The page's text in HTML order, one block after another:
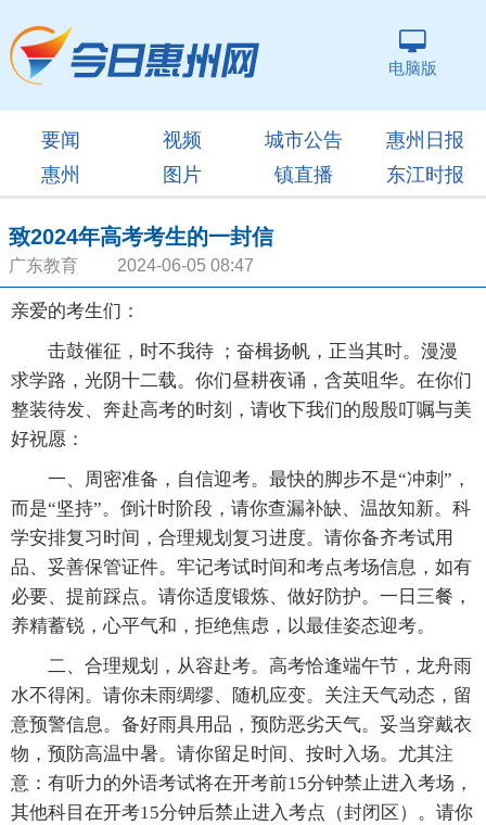
电脑版
要闻 视频 城市公告
惠州日报
惠州
图片 镇直播 东江时报
致2024年高考考生的一封信
广东教育 2024-06-05 08:47
亲爱的考生们：
击鼓催征，时不我待 ；奋楫扬帆，正当其时。漫漫
求学路，光阴十二载。你们昼耕夜诵，含英咀华。在你们
整装待发、奔赴高考的时刻，请收下我们的殷殷叮嘱与美
好祝愿：
一、周密准备，自信迎考。最快的脚步不是“冲刺”，
而是“坚持”。倒计时阶段，请你查漏补缺、温故知新。科
学安排复习时间，合理规划复习进度。请你备齐考试用
品、妥善保管证件。牢记考试时间和考点考场信息，如有
必要、提前踩点。请你适度锻炼、做好防护。一日三餐，
养精蓄锐，心平气和，拒绝焦虑，以最佳姿态迎考。
二、合理规划，从容赴考。高考恰逢端午节，龙舟雨
水不得闲。请你未雨绸缪、随机应变。关注天气动态，留
意预警信息。备好雨具用品，预防恶劣天气。妥当穿戴衣
物，预防高温中暑。请你留足时间、按时入场。尤其注
意：有听力的外语考试将在开考前15分钟禁止进入考场，
其他科目在开考15分钟后禁止进入考点（封闭区）。请你